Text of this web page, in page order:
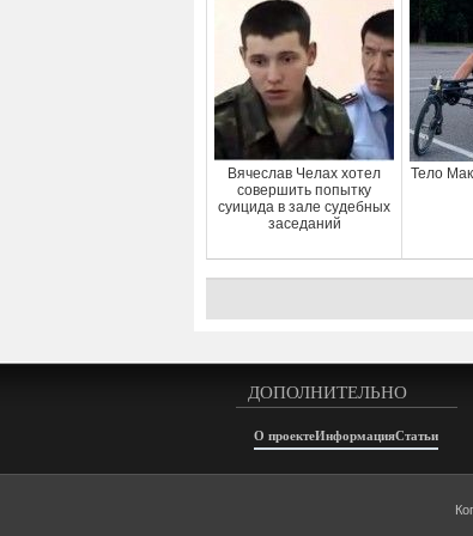
Вячеслав Челах хотел
совершить попытку
суицида в зале судебных
заседаний
Тело
ДОПОЛНИТЕЛЬНО
О проектеИнформацияСтатьи